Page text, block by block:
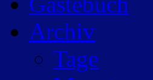
Archiv
Tage